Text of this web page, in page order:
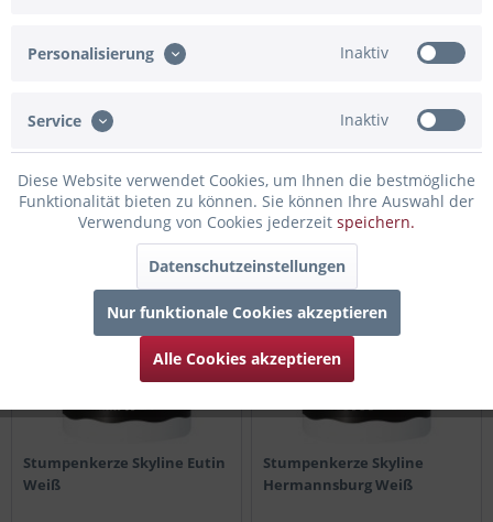
Drochtersen Weiß
8,95 € *
Dubai Weiß
8,95 € *
Stumpenkerze Skyline Eutin
Weiß
Stumpenkerze Skyline
Hermannsburg Weiß
Personalisierung Inaktiv
Service Inaktiv
Diese Website verwendet Cookies, um Ihnen die bestmögliche
Funktionalität bieten zu können. Sie können Ihre Auswahl der
Verwendung von Cookies jederzeit speichern.
Datenschutzeinstellungen
Nur funktionale Cookies akzeptieren
Alle Cookies akzeptieren